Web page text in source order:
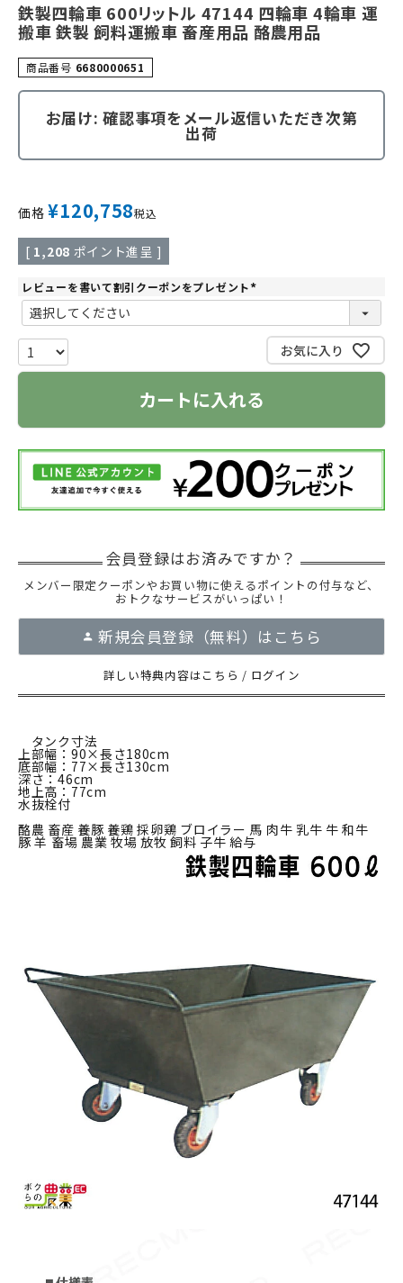
鉄製四輪車 600リットル 47144 四輪車 4輪車 運
搬車 鉄製 飼料運搬車 畜産用品 酪農用品
商品番号 6680000651
お届け: 確認事項をメール返信いただき次第
出荷
価格 ¥120,758税込
[ 1,208 ポイント進呈 ]
レビューを書いて割引クーポンをプレゼント
(
)
お気に入り
カートに入れる
メンバー限定クーポンやお買い物に使えるポイントの付与など、
おトクなサービスがいっぱい！
新規会員登録（無料）はこちら
詳しい特典内容はこちら / ログイン
タンク寸法
上部幅：90×長さ180cm
底部幅：77×長さ130cm
深さ：46cm
地上高：77cm
水抜栓付
酪農 畜産 養豚 養鶏 採卵鶏 ブロイラー 馬 肉牛 乳牛 牛 和牛
豚 羊 畜場 農業 牧場 放牧 飼料 子牛 給与